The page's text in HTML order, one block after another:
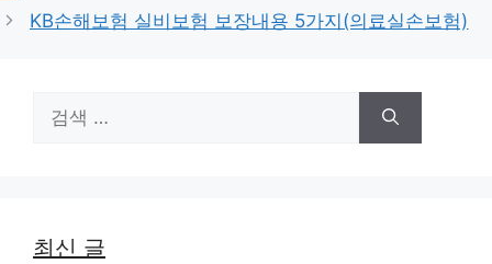
KB손해보험 실비보험 보장내용 5가지(의료실손보험)
색:
최신 글